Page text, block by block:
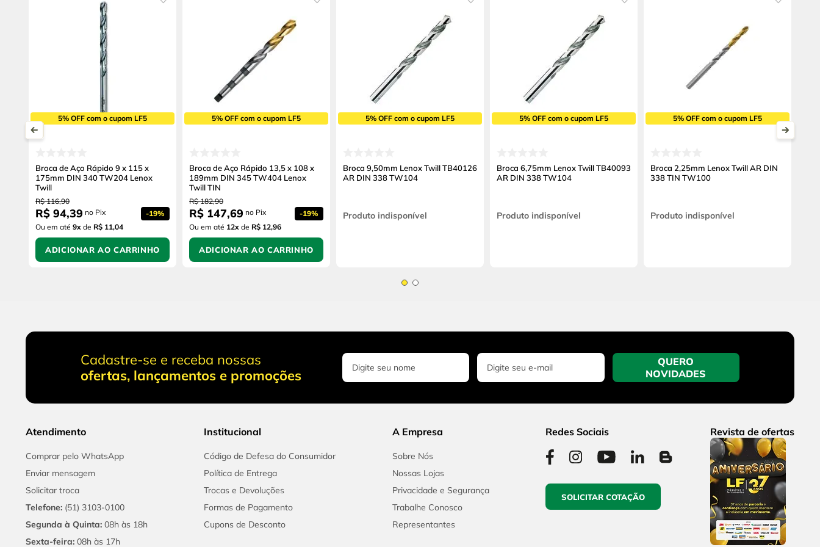
5% OFF com o cupom LF5
Broca de Aço Rápido 9 x 115 x
175mm DIN 340 TW204 Lenox
Twill
R$ 116,90
R$ 94,39 no Pix -19%
Ou em até 9x de R$ 11,04
ADICIONAR AO CARRINHO
5% OFF com o cupom LF5
Broca de Aço Rápido 13,5 x 108 x
189mm DIN 345 TW404 Lenox
Twill TIN
R$ 182,90
R$ 147,69 no Pix -19%
Ou em até 12x de R$ 12,96
ADICIONAR AO CARRINHO
5% OFF com o cupom LF5
Broca 9,50mm Lenox Twill TB40126
AR DIN 338 TW104
Produto indisponível
5% OFF com o cupom LF5
Broca 6,75mm Lenox Twill TB40093
AR DIN 338 TW104
Produto indisponível
5% OFF com o cupom LF5
Broca 2,25mm Lenox Twill AR DIN
338 TIN TW100
Produto indisponível
Cadastre-se e receba nossas
ofertas, lançamentos e promoções
QUERO
NOVIDADES
Atendimento
Comprar pelo WhatsApp
Enviar mensagem
Solicitar troca
Telefone: (51) 3103-0100
Segunda à Quinta: 08h às 18h
Sexta-feira: 08h às 17h
Institucional
Código de Defesa do Consumidor
Política de Entrega
Trocas e Devoluções
Formas de Pagamento
Cupons de Desconto
A Empresa
Sobre Nós
Nossas Lojas
Privacidade e Segurança
Trabalhe Conosco
Representantes
Redes Sociais
SOLICITAR COTAÇÃO
Revista de ofertas